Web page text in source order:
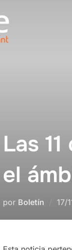
Las
el
por Boletín 17/